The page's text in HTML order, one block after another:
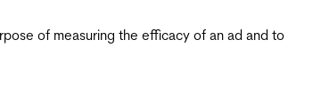
of measuring the efficacy of an ad and to